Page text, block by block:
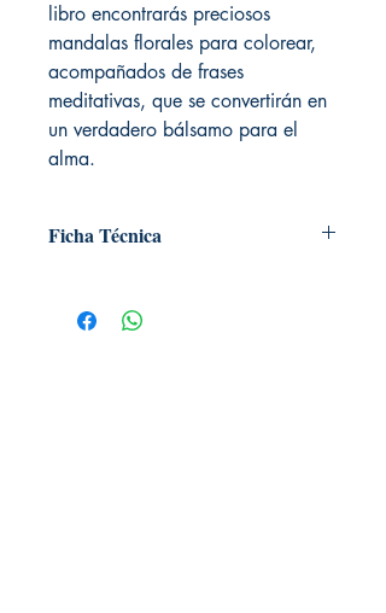
libro encontrarás preciosos
mandalas florales para colorear,
acompañados de frases
meditativas, que se convertirán en
un verdadero bálsamo para el
alma.
Ficha Técnica
Editorial: Alma
Idioma: Castellano